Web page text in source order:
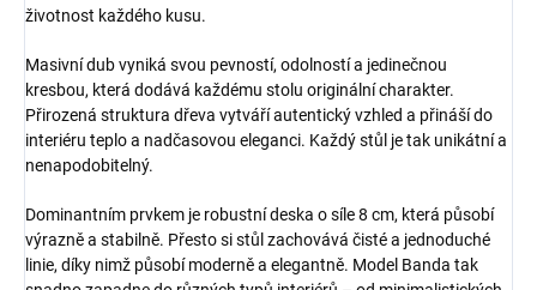
životnost každého kusu.
Masivní dub vyniká svou pevností, odolností a jedinečnou
kresbou, která dodává každému stolu originální charakter.
Přirozená struktura dřeva vytváří autentický vzhled a přináší do
interiéru teplo a nadčasovou eleganci. Každý stůl je tak unikátní a
nenapodobitelný.
Dominantním prvkem je robustní deska o síle 8 cm, která působí
výrazně a stabilně. Přesto si stůl zachovává čisté a jednoduché
linie, díky nimž působí moderně a elegantně. Model Banda tak